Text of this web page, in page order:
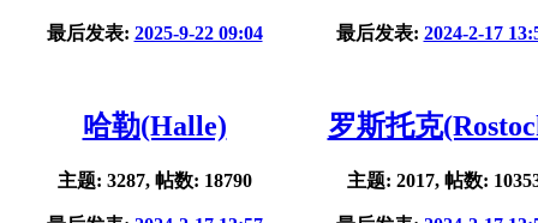
最后发表: 2025-9-22 09:04 最后发表: 2024-2-17
哈勒(Halle)
主题: 3287, 帖数: 18790
罗斯托克
主题: 2017, 帖数: